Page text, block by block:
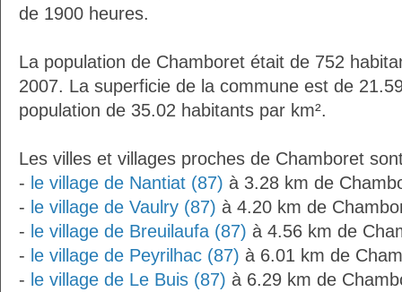
de 1900 heures.
La population de Chamboret était de 752
2007. La superficie de la commune est de
population de 35.02 habitants par km².
Les villes et villages proches de Chamboret
- le village de Nantiat (87) à 3.28 km de
- le village de Vaulry (87) à 4.20 km de
- le village de Breuilaufa (87) à 4.56 km de
- le village de Peyrilhac (87) à 6.01 km de
- le village de Le Buis (87) à 6.29 km de